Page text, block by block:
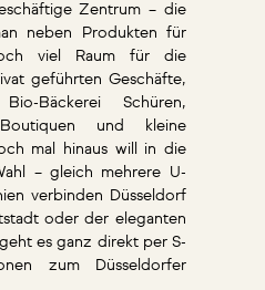
Zentrum – die
neben Produkten für
viel Raum für die
geführten Geschäfte,
Bäckerei Schüren,
Boutiquen und kleine
mal hinaus will in die
– gleich mehrere U-
verbinden Düsseldorf
oder der eleganten
es ganz direkt per S-
zum Düsseldorfer